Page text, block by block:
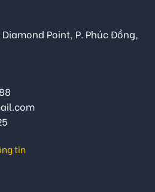
Point, P. Phúc Đồng,
tin